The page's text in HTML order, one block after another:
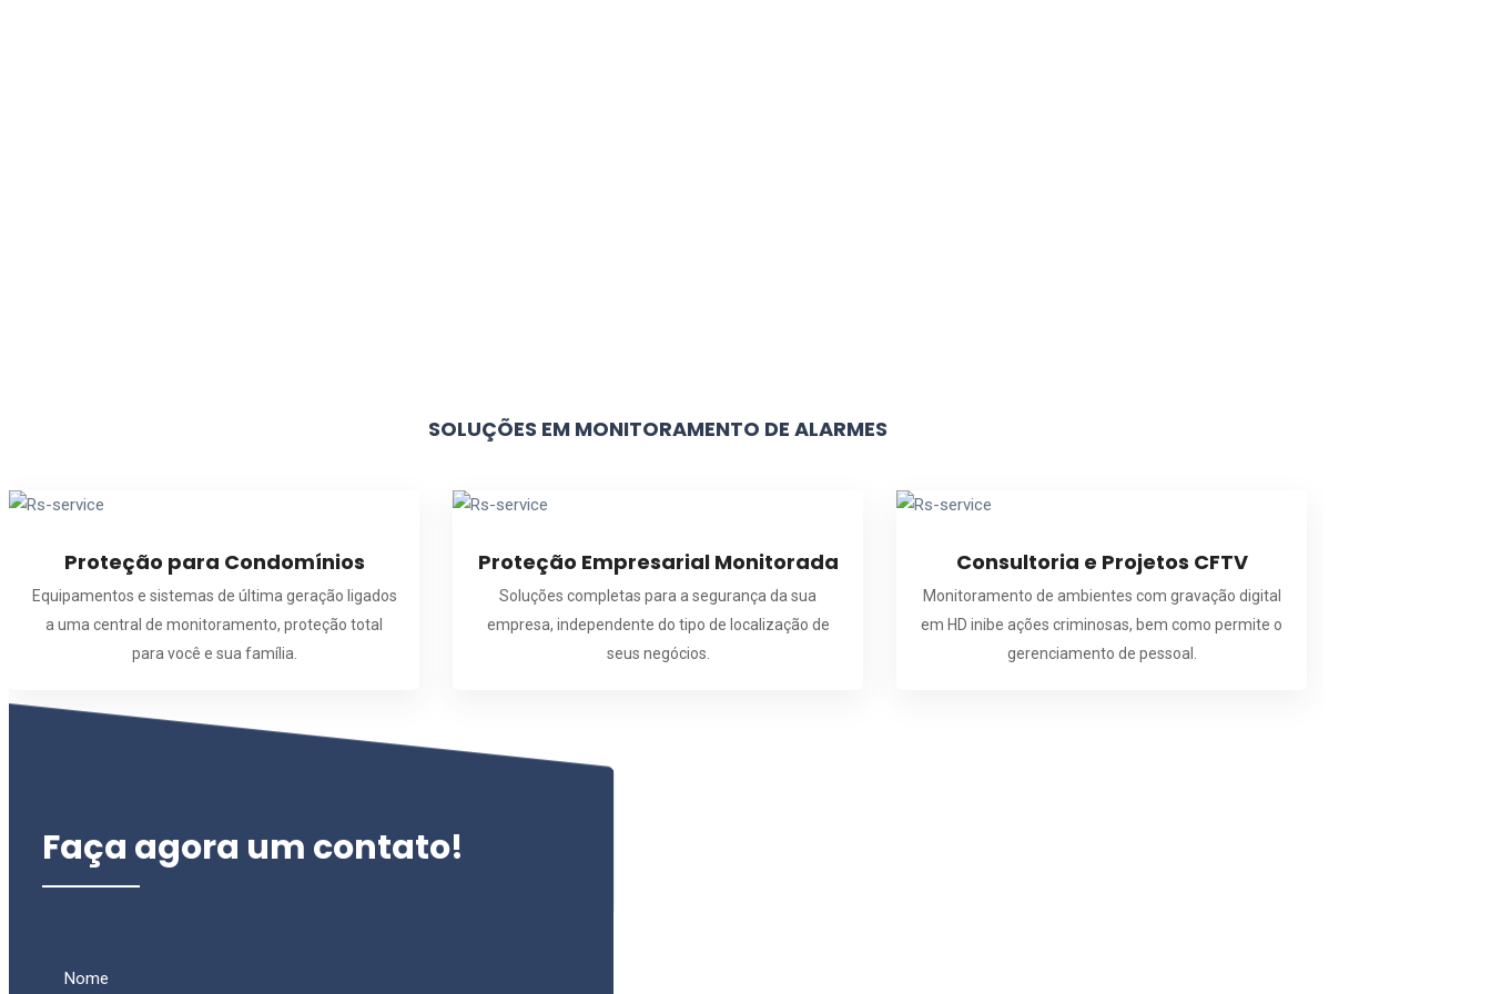
SOLUÇÕES EM MONITORAMENTO DE ALARMES
Proteção para Condomínios
Equipamentos e sistemas de última geração ligados
a uma central de monitoramento, proteção total
para você e sua família.
Proteção Empresarial Monitorada
Soluções completas para a segurança da sua
empresa, independente do tipo de localização de
seus negócios.
Consultoria e Projetos CFTV
Monitoramento de ambientes com gravação digital
em HD inibe ações criminosas, bem como permite o
gerenciamento de pessoal.
Faça agora um contato!